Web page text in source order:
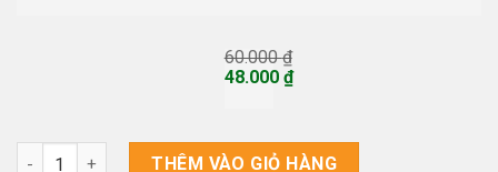
60.000₫
Giá
48.000 ₫
là:
48.000 ₫.
101 Từ đầu tiên - Thực vật số lượng
THÊM VÀO GIỎ HÀNG